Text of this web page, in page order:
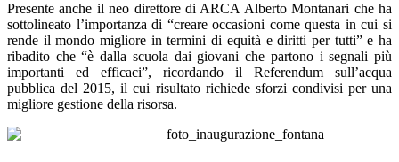
Presente anche il neo direttore di ARCA Alberto Montanari che ha
sottolineato l’importanza di “creare occasioni come questa in cui si
rende il mondo migliore in termini di equità e diritti per tutti” e ha
ribadito che “è dalla scuola dai giovani che partono i segnali più
importanti ed efficaci”, ricordando il Referendum sull’acqua
pubblica del 2015, il cui risultato richiede sforzi condivisi per una
migliore gestione della risorsa.